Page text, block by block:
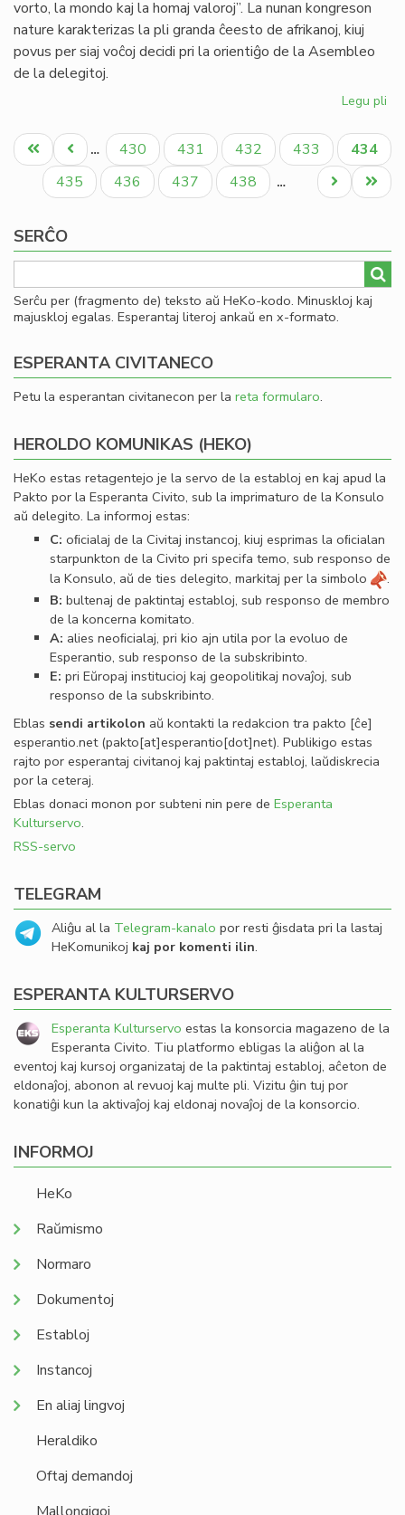
vorto, la mondo kaj la homaj valoroj”. La nunan kongreson
nature karakterizas la pli granda ĉeesto de afrikanoj, kiuj
povus per siaj voĉoj decidi pri la orientiĝo de la Asembleo
de la delegitoj.
Legu pli
la
Pagination
Unua
paĝo
Antaŭa
paĝo
… Paĝo
430 Paĝo
431 Paĝo
432 Paĝo
433
Aktuala
paĝo
434
Paĝo
435 Paĝo
436 Paĝo
437 Paĝo
438 …
Last
page
Next
page
SERĈO
Serĉu per (fragmento de) teksto aŭ HeKo-kodo. Minuskloj kaj
majuskloj egalas. Esperantaj literoj ankaŭ en x-formato.
ESPERANTA CIVITANECO
Petu la esperantan civitanecon per la reta formularo.
HEROLDO KOMUNIKAS (HEKO)
HeKo estas retagentejo je la servo de la establoj en kaj apud la
Pakto por la Esperanta Civito, sub la imprimaturo de la Konsulo
aŭ delegito. La informoj estas:
C: oﬁcialaj de la Civitaj instancoj, kiuj esprimas la oﬁcialan
starpunkton de la Civito pri specifa temo, sub responso de
la Konsulo, aŭ de ties delegito, markitaj per la simbolo
.
B: bultenaj de paktintaj establoj, sub responso de membro
de la koncerna komitato.
A: alies neoﬁcialaj, pri kio ajn utila por la evoluo de
Esperantio, sub responso de la subskribinto.
E: pri Eŭropaj institucioj kaj geopolitikaj novaĵoj, sub
responso de la subskribinto.
Eblas sendi artikolon aŭ kontakti la redakcion tra pakto [ĉe]
esperantio.net(pakto[at]esperantio[dot]net). Publikigo estas
rajto por esperantaj civitanoj kaj paktintaj establoj, laŭdiskrecia
por la ceteraj.
Eblas donaci monon por subteni nin pere de Esperanta
Kulturservo.
RSS-servo
TELEGRAM
Aliĝu al la Telegram-kanalo por resti ĝisdata pri la lastaj
HeKomunikoj kaj por komenti ilin.
ESPERANTA KULTURSERVO
Esperanta Kulturservo estas la konsorcia magazeno de la
Esperanta Civito. Tiu platformo ebligas la aliĝon al la
eventoj kaj kursoj organizataj de la paktintaj establoj, aĉeton de
eldonaĵoj, abonon al revuoj kaj multe pli. Vizitu ĝin tuj por
konatiĝi kun la aktivaĵoj kaj eldonaj novaĵoj de la konsorcio.
INFORMOJ
HeKo
Raŭmismo
Normaro
Dokumentoj
Establoj
Instancoj
En aliaj lingvoj
Heraldiko
Oftaj demandoj